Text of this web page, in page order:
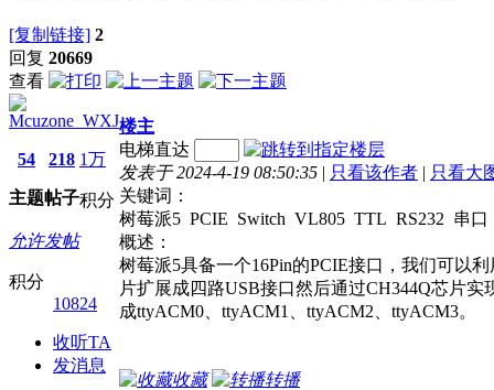
[复制链接] 2
回复 20669
查看
Mcuzone_WXJ
54
主题
218
帖子
1万
积分
允许发帖
积分
10824
收听TA
发消息
楼主
电梯直达
发表于 2024-4-19 08:50:35 | 只看该作者 | 只看大
关键词：
树莓派5 PCIE Switch VL805 TTL RS232 串口
概述：
树莓派5具备一个16Pin的PCIE接口，我们可以
片扩展成四路USB接口然后通过CH344Q芯片
成ttyACM0、ttyACM1、ttyACM2、ttyACM3。
收藏
转播